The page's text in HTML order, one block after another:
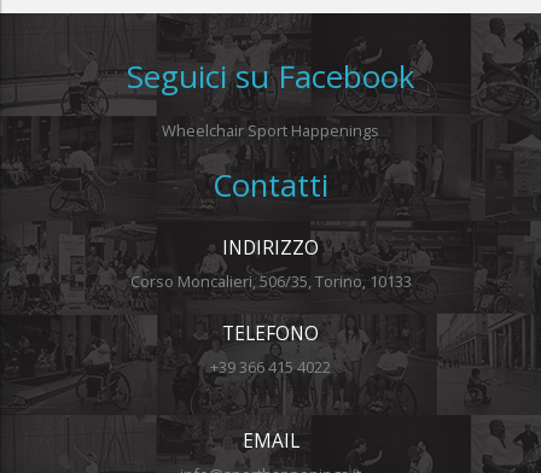
Seguici su Facebook
Wheelchair Sport Happenings
Contatti
INDIRIZZO
Corso Moncalieri, 506/35, Torino, 10133
TELEFONO
+39 366 415 4022
EMAIL